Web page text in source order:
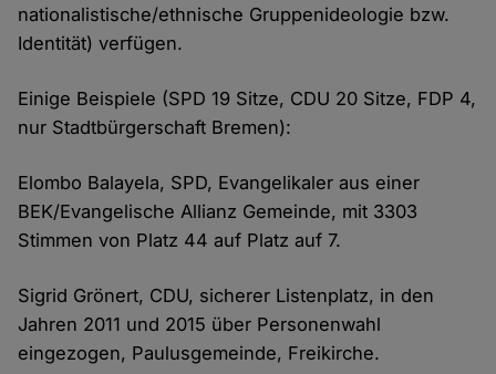
nationalistische/ethnische Gruppenideologie bzw.
Identität) verfügen.
Einige Beispiele (SPD 19 Sitze, CDU 20 Sitze, FDP 4,
nur Stadtbürgerschaft Bremen):
Elombo Balayela, SPD, Evangelikaler aus einer
BEK/Evangelische Allianz Gemeinde, mit 3303
Stimmen von Platz 44 auf Platz auf 7.
Sigrid Grönert, CDU, sicherer Listenplatz, in den
Jahren 2011 und 2015 über Personenwahl
eingezogen, Paulusgemeinde, Freikirche.